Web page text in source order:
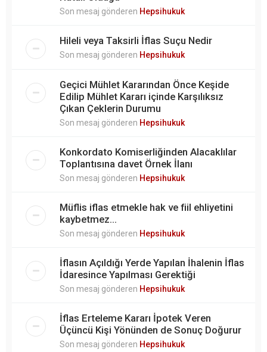
Son mesaj gönderen Hepsihukuk
Hileli veya Taksirli İflas Suçu Nedir
Son mesaj gönderen Hepsihukuk
Geçici Mühlet Kararından Önce Keşide
Edilip Mühlet Kararı içinde Karşılıksız
Çıkan Çeklerin Durumu
Son mesaj gönderen Hepsihukuk
Konkordato Komiserliğinden Alacaklılar
Toplantısına davet Örnek İlanı
Son mesaj gönderen Hepsihukuk
Müflis iflas etmekle hak ve fiil ehliyetini
kaybetmez...
Son mesaj gönderen Hepsihukuk
İflasın Açıldığı Yerde Yapılan İhalenin İflas
İdaresince Yapılması Gerektiği
Son mesaj gönderen Hepsihukuk
İflas Erteleme Kararı İpotek Veren
Üçüncü Kişi Yönünden de Sonuç Doğurur
Son mesaj gönderen Hepsihukuk